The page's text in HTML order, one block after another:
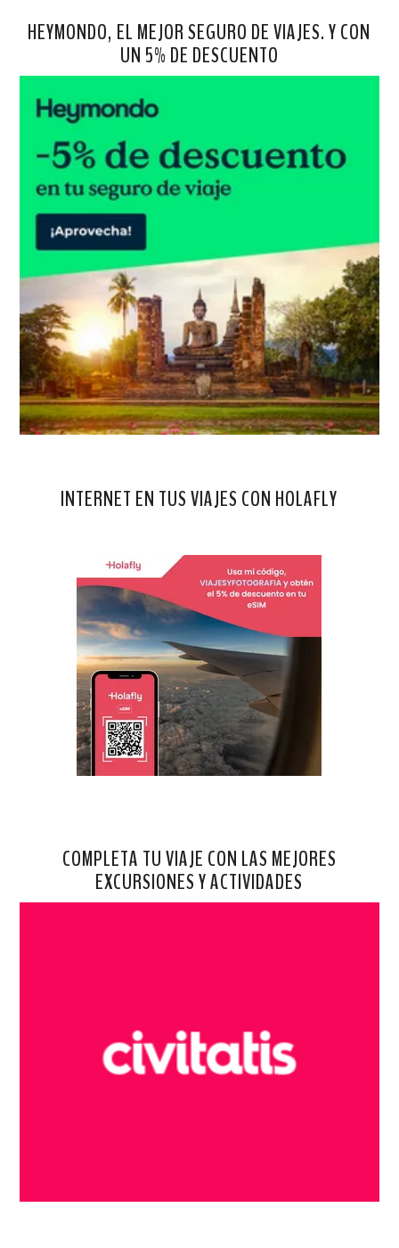
HEYMONDO, EL MEJOR SEGURO DE VIAJES. Y CON
UN 5% DE DESCUENTO
INTERNET EN TUS VIAJES CON HOLAFLY
COMPLETA TU VIAJE CON LAS MEJORES
EXCURSIONES Y ACTIVIDADES